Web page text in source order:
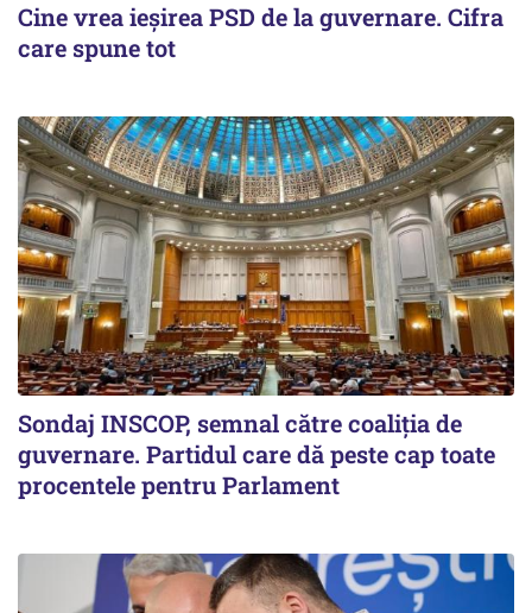
Cine vrea ieșirea PSD de la guvernare. Cifra
care spune tot
Sondaj INSCOP, semnal către coaliția de
guvernare. Partidul care dă peste cap toate
procentele pentru Parlament